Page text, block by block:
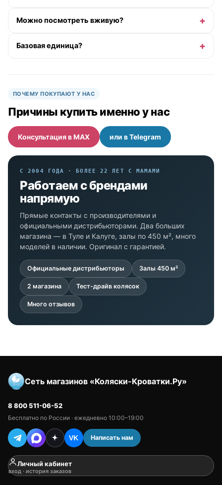
Можно посмотреть вживую?
Базовая единица?
ПОЧЕМУ ПОКУПАЮТ У НАС
Причины купить именно у нас
Консультация в MAX или в Telegram
С 2004 ГОДА · БОЛЕЕ 22 ЛЕТ С МАМАМИ
Работаем с брендами
напрямую
Прямые контакты с производителями и
официальными дистрибьюторами. Два больших
магазина — в Туле и Калуге, залы по 450 м², много
моделей в наличии. Оригинал с гарантией.
Официальные дистрибьюторы Залы 450 м²
2 магазина Тест-драйв колясок
Много отзывов
Сеть магазинов «Коляски-Кроватки.Ру»
8 800 511-06-52
Бесплатно по России · ежедневно 10:00–19:00
VK Написать нам
Личный кабинет
вход · история заказов